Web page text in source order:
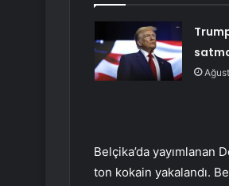
Belçika’da yayımlanan
ton kokain yakalandı.